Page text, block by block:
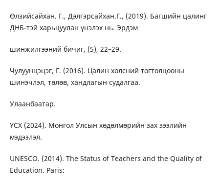
Өлзийсайхан. Г., Дэлгэрсайхан.Г., (2019). Багшийн цалинг
ДНБ-тэй харьцуулан үнэлэх нь. Эрдэм
шинжилгээний бичиг, (5), 22–29.
Чулуунцэцэг, Г. (2016). Цалин хөлсний тогтолцооны
шинэчлэл, төлөв, хандлагын судалгаа.
Улаанбаатар.
ҮCХ (2024). Монгол Улсын хөдөлмөрийн зах зээлийн
мэдээлэл.
UNESCO. (2014). The Status of Teachers and the Quality of
Education. Paris: